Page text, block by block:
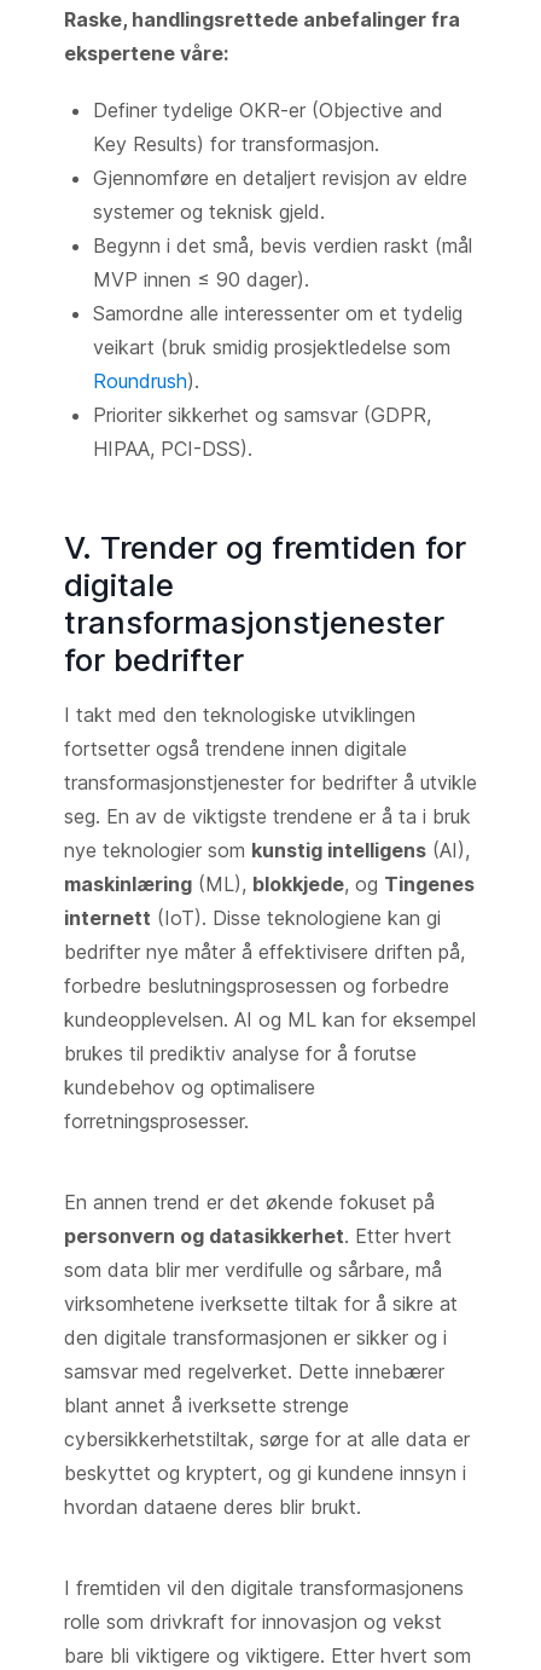
Raske, handlingsrettede anbefalinger fra
ekspertene våre:
Definer tydelige OKR-er (Objective and
Key Results) for transformasjon.
Gjennomføre en detaljert revisjon av eldre
systemer og teknisk gjeld.
Begynn i det små, bevis verdien raskt (mål
MVP innen ≤ 90 dager).
Samordne alle interessenter om et tydelig
veikart (bruk smidig prosjektledelse som
Roundrush).
Prioriter sikkerhet og samsvar (GDPR,
HIPAA, PCI-DSS).
V. Trender og fremtiden for
digitale
transformasjonstjenester
for bedrifter
I takt med den teknologiske utviklingen
fortsetter også trendene innen digitale
transformasjonstjenester for bedrifter å utvikle
seg. En av de viktigste trendene er å ta i bruk
nye teknologier som kunstig intelligens(AI),
maskinlæring(ML), blokkjede, og Tingenes
internett (IoT). Disse teknologiene kan gi
bedrifter nye måter å effektivisere driften på,
forbedre beslutningsprosessen og forbedre
kundeopplevelsen. AI og ML kan for eksempel
brukes til prediktiv analyse for å forutse
kundebehov og optimalisere
forretningsprosesser.
En annen trend er det økende fokuset på
personvern og datasikkerhet. Etter hvert
som data blir mer verdifulle og sårbare, må
virksomhetene iverksette tiltak for å sikre at
den digitale transformasjonen er sikker og i
samsvar med regelverket. Dette innebærer
blant annet å iverksette strenge
cybersikkerhetstiltak, sørge for at alle data er
beskyttet og kryptert, og gi kundene innsyn i
hvordan dataene deres blir brukt.
I fremtiden vil den digitale transformasjonens
rolle som drivkraft for innovasjon og vekst
bare bli viktigere og viktigere. Etter hvert som